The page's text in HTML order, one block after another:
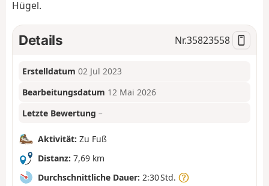
Hügel.
Details Nr.35823558
Erstelldatum 02 Jul 2023
Bearbeitungsdatum 12 Mai 2026
Letzte Bewertung –
Aktivität: Zu Fuß
Distanz: 7,69 km
Durchschnittliche Dauer: 2:30 Std.